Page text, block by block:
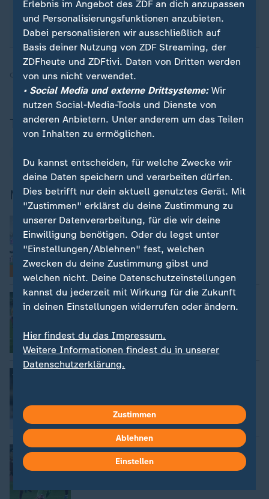
sportstudio-WhatsApp-Channel.
Quelle:ZDF, SID
Thema
Mehr zum Thema
Mit FC Bayern und VfL Wolfsburg
Alles Wichtige zur Frauen-Champions-
League
Champions League der Frauen
Popp glänzt: Wolfsburg schlägt
Champions-League-Auftakt
:
Wolfsburgerinnen verlieren in Rom
Erlebnis im Angebot des ZDF an dich anzupassen
und Personalisierungsfunktionen anzubieten.
Dabei personalisieren wir ausschließlich auf
Basis deiner Nutzung von ZDF Streaming, der
ZDFheute und ZDFtivi. Daten von Dritten werden
von uns nicht verwendet.
• Social Media und externe Drittsysteme:Wir
nutzen Social-Media-Tools und Dienste von
anderen Anbietern. Unter anderem um das Teilen
von Inhalten zu ermöglichen.
Du kannst entscheiden, für welche Zwecke wir
deine Daten speichern und verarbeiten dürfen.
Dies betrifft nur dein aktuell genutztes Gerät. Mit
"Zustimmen" erklärst du deine Zustimmung zu
unserer Datenverarbeitung, für die wir deine
Einwilligung benötigen. Oder du legst unter
"Einstellungen/Ablehnen" fest, welchen
Zwecken du deine Zustimmung gibst und
welchen nicht. Deine Datenschutzeinstellungen
kannst du jederzeit mit Wirkung für die Zukunft
in deinen Einstellungen widerrufen oder ändern.
Hier findest du das Impressum.
Weitere Informationen findest du in unserer
Datenschutzerklärung.
Zustimmen
Ablehnen
Einstellen